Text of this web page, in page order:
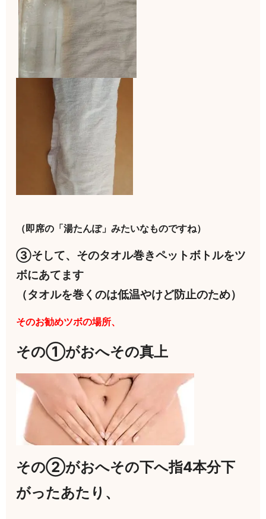
（即席の「湯たんぽ」みたいなものですね）
③そして、そのタオル巻きペットボトルをツ
ボにあてます
（タオルを巻くのは低温やけど防止のため）
そのお勧めツボの場所、
その①がおへその真上
その②がおへその下へ指4本分下
がったあたり、